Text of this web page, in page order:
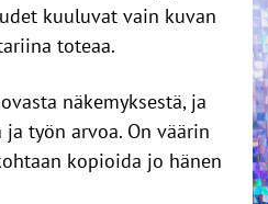
kuuluvat vain kuvan
toteaa.
näkemyksestä, ja
työn arvoa. On väärin
kopioida jo hänen